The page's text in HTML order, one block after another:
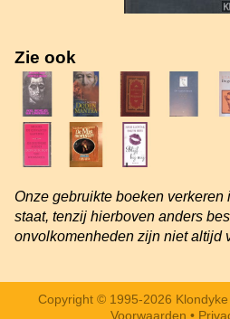
Zie ook
Onze gebruikte boeken
staat, tenzij hierboven anders
onvolkomenheden zijn niet altijd
Copyright © 1995-2026
Voorwaarden •